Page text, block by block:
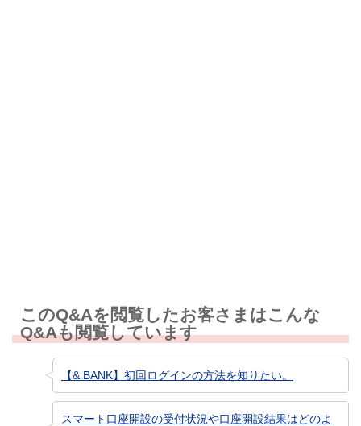
このQ&Aを閲覧したお客さまはこんな
Q&Aも閲覧しています
【& BANK】初回ログインの方法を知りたい。
スマート口座開設の受付状況や口座開設結果はどのよ